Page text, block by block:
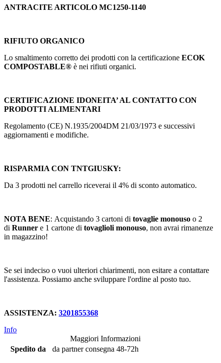
ANTRACITE ARTICOLO MC1250-1140
RIFIUTO ORGANICO
Lo smaltimento corretto dei prodotti con la certificazione ECOK
COMPOSTABLE® è nei rifiuti organici.
CERTIFICAZIONE IDONEITA’ AL CONTATTO CON
PRODOTTI ALIMENTARI
Regolamento (CE) N.1935/2004DM 21/03/1973 e successivi
aggiornamenti e modifiche.
RISPARMIA CON TNTGIUSKY:
Da 3 prodotti nel carrello riceverai il 4% di sconto automatico.
NOTA BENE: Acquistando 3 cartoni di tovaglie monouso o 2
di Runner e 1 cartone di tovaglioli monouso, non avrai rimanenze
in magazzino!
Se sei indeciso o vuoi ulteriori chiarimenti, non esitare a contattare
l'assistenza. Possiamo anche sviluppare l'ordine al posto tuo.
ASSISTENZA: 3201855368
Info
Maggiori Informazioni
Spedito da
da partner consegna 48-72h